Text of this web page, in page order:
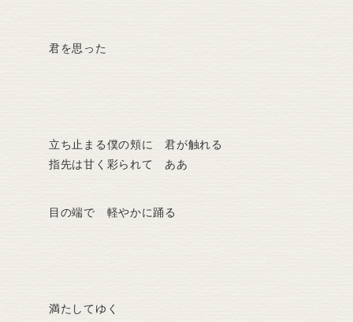
君を思った
立ち止まる僕の頬に 君が触れる
指先は甘く彩られて ああ
目の端で 軽やかに踊る
満たしてゆく